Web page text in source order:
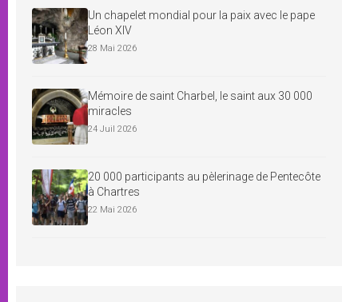
Un chapelet mondial pour la paix avec le pape
Léon XIV
28 Mai 2026
Mémoire de saint Charbel, le saint aux 30 000
miracles
24 Juil 2026
20 000 participants au pèlerinage de Pentecôte
à Chartres
22 Mai 2026